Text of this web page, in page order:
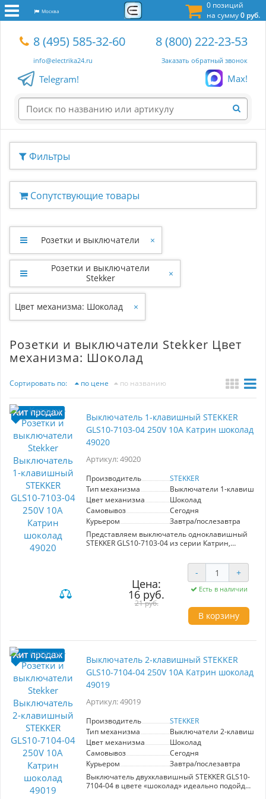
0 позиций
на сумму0 руб.
Москва
8 (495) 585-32-60
info@electrika24.ru
8 (800) 222-23-53
Заказать обратный звонок
Telegram! Max!
Фильтры
Сопутствующие товары
Розетки и выключатели ×
Розетки и выключатели
Stekker
×
Цвет механизма: Шоколад ×
Розетки и выключатели Stekker Цвет
механизма: Шоколад
Сортировать по: по цене по названию
Выключатель 1-клавишный STEKKER
GLS10-7103-04 250V 10А Катрин шоколад
49020
Артикул: 49020
Производитель
STEKKER
Тип механизма
Выключатели 1-
Цвет механизма
Шоколад
Самовывоз
Сегодня
Курьером
Завтра/послезавтра
Представляем выключатель одноклавишный
STEKKER GLS10-7103-04 из серии Катрин,
функциональный продукт идеально подходит
для скрытой установки, благодаря своим
компактным размерам 55x55x35 мм.
Выполненный в элегантном шоколадном
цвете, он станет привлекательным элементом
в любом интерьере. Изготовленный из
качественного поликарбоната и с латунными
элементами, выключатель обеспечивает
Номинальное напряжение составляет 250 В, а
большинства бытовых нужд. Класс защиты
IP20 гарантирует безопасность в сухих
помещениях. Выключатель STEKKER — это
идеальное сочетание стиля и надежности для
Цена:
16 руб.
21 руб.
- +
Есть в наличии
В корзину
Выключатель 2-клавишный STEKKER
GLS10-7104-04 250V 10А Катрин шоколад
49019
Артикул: 49019
Производитель
STEKKER
Тип механизма
Выключатели 2-
Цвет механизма
Шоколад
Самовывоз
Сегодня
Курьером
Завтра/послезавтра
Выключатель двухклавишный STEKKER GLS10-
7104-04 в цвете «шоколад» идеально подойдет